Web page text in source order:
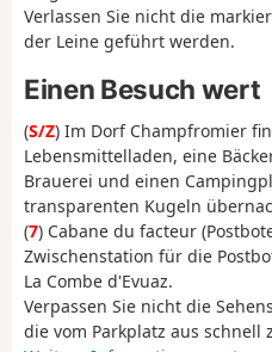
Verlassen Sie nicht die
der Leine geführt werden.
Einen Besuch wert
(S/Z) Im Dorf Champfromier
Lebensmittelladen, eine
Brauerei und einen
transparenten Kugeln
(7) Cabane du facteur
Zwischenstation für die
La Combe d'Evuaz.
Verpassen Sie nicht die
die vom Parkplatz aus schnell